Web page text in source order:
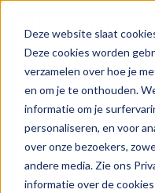
Deze website slaat
Deze cookies worden
verzamelen over hoe je
en om je te onthouden.
informatie om je
personaliseren, en voor
over onze bezoekers,
andere media. Zie ons
informatie over de
Home
Voor wie
Diensten
Agenda
Over ons
Offerte
Voor het
hebben wij een